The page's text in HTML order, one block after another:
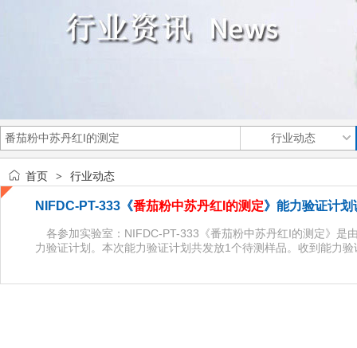
首页 > 行业动态
NIFDC-PT-333《番茄粉中苏丹红I的测定》能力验证计划
各参加实验室：NIFDC-PT-333《番茄粉中苏丹红I的测定》是
力验证计划。本次能力验证计划共发放1个待测样品。收到能力